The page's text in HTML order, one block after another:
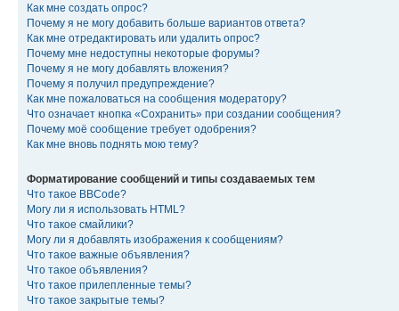
Как мне создать опрос?
Почему я не могу добавить больше вариантов ответа?
Как мне отредактировать или удалить опрос?
Почему мне недоступны некоторые форумы?
Почему я не могу добавлять вложения?
Почему я получил предупреждение?
Как мне пожаловаться на сообщения модератору?
Что означает кнопка «Сохранить» при создании сообщения?
Почему моё сообщение требует одобрения?
Как мне вновь поднять мою тему?
Форматирование сообщений и типы создаваемых тем
Что такое BBCode?
Могу ли я использовать HTML?
Что такое смайлики?
Могу ли я добавлять изображения к сообщениям?
Что такое важные объявления?
Что такое объявления?
Что такое прилепленные темы?
Что такое закрытые темы?